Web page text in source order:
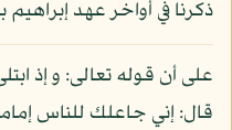
ذكرنا في أواخر عهد إبراهيم
على أن قوله تعالى: و إذ
قال: إني جاعلك للناس